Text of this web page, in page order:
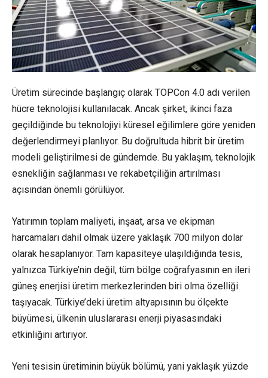
Üretim sürecinde başlangıç olarak TOPCon 4.0 adı verilen
hücre teknolojisi kullanılacak. Ancak şirket, ikinci faza
geçildiğinde bu teknolojiyi küresel eğilimlere göre yeniden
değerlendirmeyi planlıyor. Bu doğrultuda hibrit bir üretim
modeli geliştirilmesi de gündemde. Bu yaklaşım, teknolojik
esnekliğin sağlanması ve rekabetçiliğin artırılması
açısından önemli görülüyor.
Yatırımın toplam maliyeti, inşaat, arsa ve ekipman
harcamaları dahil olmak üzere yaklaşık 700 milyon dolar
olarak hesaplanıyor. Tam kapasiteye ulaşıldığında tesis,
yalnızca Türkiye’nin değil, tüm bölge coğrafyasının en ileri
güneş enerjisi üretim merkezlerinden biri olma özelliği
taşıyacak. Türkiye’deki üretim altyapısının bu ölçekte
büyümesi, ülkenin uluslararası enerji piyasasındaki
etkinliğini artırıyor.
Yeni tesisin üretiminin büyük bölümü, yani yaklaşık yüzde